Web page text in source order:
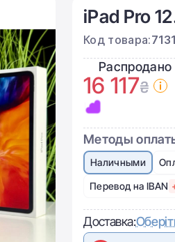
iPad Pro
Код товара:
Распродано
16 117₴
Методы
Наличными
Перевод на IBAN
Доставка: